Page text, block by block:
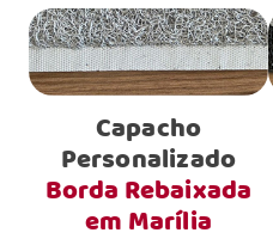
Capacho
Personalizado
Borda Rebaixada
em Marília